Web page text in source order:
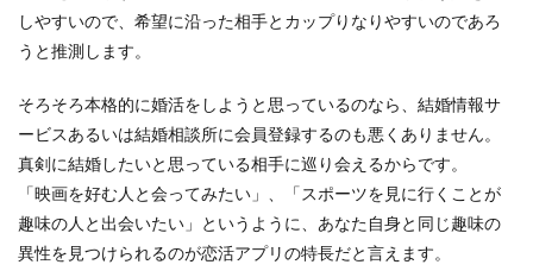
しやすいので、希望に沿った相手とカップりなりやすいのであろ
うと推測します。
そろそろ本格的に婚活をしようと思っているのなら、結婚情報サ
ービスあるいは結婚相談所に会員登録するのも悪くありません。
真剣に結婚したいと思っている相手に巡り会えるからです。
「映画を好む人と会ってみたい」、「スポーツを見に行くことが
趣味の人と出会いたい」というように、あなた自身と同じ趣味の
異性を見つけられるのが恋活アプリの特長だと言えます。